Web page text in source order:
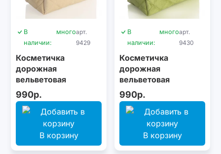
В
наличии:
многоарт.
9429
Косметичка
дорожная
вельветовая
Revyline, бежевая
990р.
В корзину
В
наличии:
многоарт.
9430
Косметичка
дорожная
вельветовая
Revyline, зеленая
990р.
В корзину